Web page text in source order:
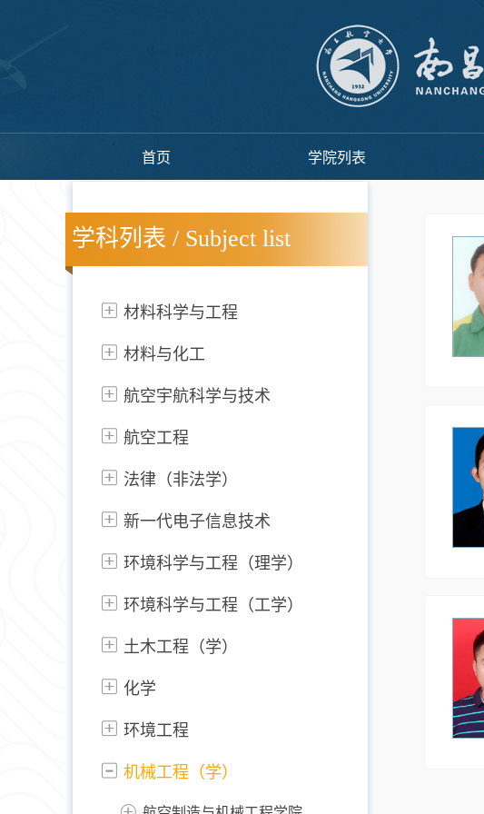
首页 学院列表
学科列表 / Subject list
材料科学与工程
材料与化工
航空宇航科学与技术
航空工程
法律（非法学）
新一代电子信息技术
环境科学与工程（理学）
环境科学与工程（工学）
土木工程（学）
化学
环境工程
机械工程（学）